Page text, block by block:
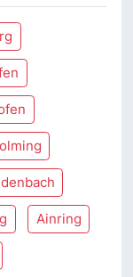
Ainring